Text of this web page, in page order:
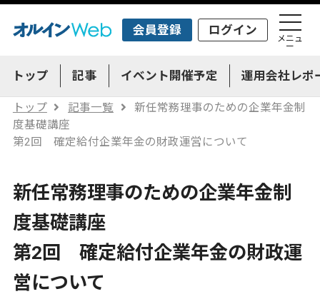
会員登録 ログイン
メニュ
ー
トップ 記事 イベント開催予定 運用会社レポ
トップ 記事一覧
新任常務理事のための企業年金制
度基礎講座
第2回 確定給付企業年金の財政運営について
新任常務理事のための企業年金制
度基礎講座
第2回 確定給付企業年金の財政運
営について